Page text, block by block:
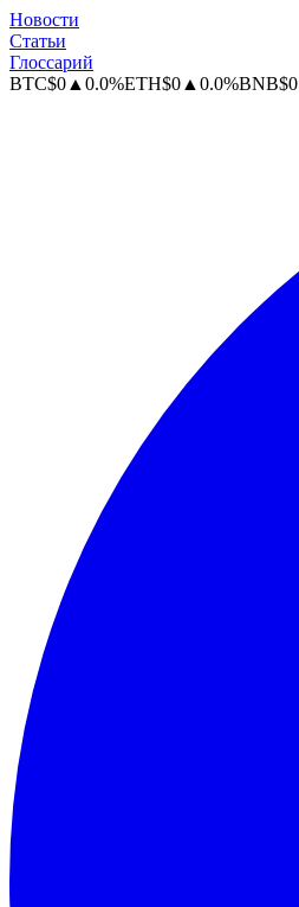
Новости
Статьи
Глоссарий
BTC$0 ▲ 0.0%ETH$0 ▲ 0.0%BNB$0